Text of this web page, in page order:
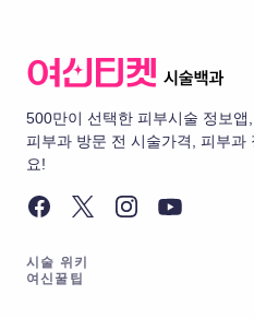
500만이 선택한 피부시술 정보앱
피부과 방문 전 시술가격, 피부과
요!
시술 위키
여신꿀팁